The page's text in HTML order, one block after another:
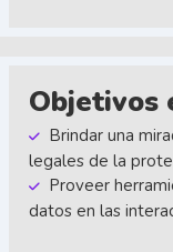
Objetivos
Brindar una
legales de la
Proveer
datos en las